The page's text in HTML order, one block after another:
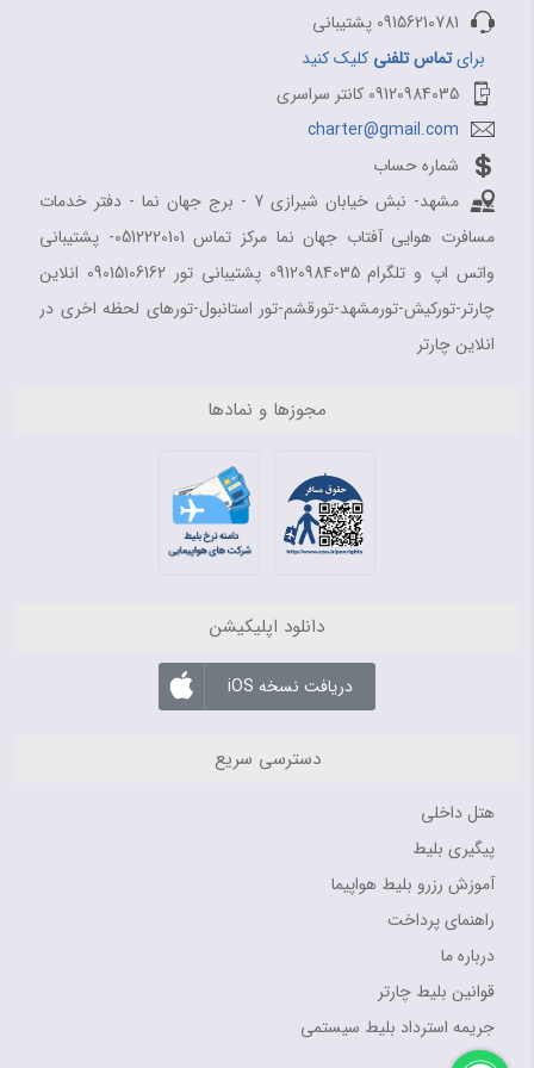
09156210781 پشتیبانی
برایتماس تلفنی کلیک کنید
09120984035 کانتر سراسری
charter@gmail.com
شماره حساب
مشهد- نبش خیابان شیرازی 7 - برج جهان نما - دفتر خدمات
مسافرت هوایی آفتاب جهان نما مرکز تماس 0512220101- پشتیبانی
واتس اپ و تلگرام 09120984035 پشتیبانی تور 09015106162 انلاین
چارتر-تورکیش-تورمشهد-تورقشم-تور استانبول-تورهای لحظه اخری در
انلاین چارتر
مجوزها و نمادها
دانلود اپلیکیشن
دریافت نسخه iOS
دسترسی سریع
هتل داخلی
پیگیری بلیط
آموزش رزرو بلیط هواپیما
راهنمای پرداخت
درباره ما
قوانین بلیط چارتر
جریمه استرداد بلیط سیستمی